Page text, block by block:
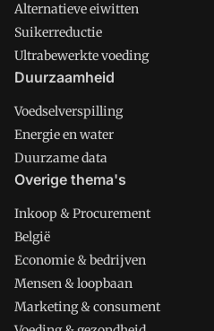
Alternatieve eiwitten
Suikerreductie
Ultrabewerkte voeding
Duurzaamheid
Voedselverspilling
Energie en water
Duurzame data
Overige thema's
Inkoop & Procurement
België
Economie & bedrijven
Mensen & loopbaan
Marketing & consument